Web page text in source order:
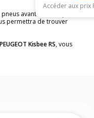
Accéder aux prix
avant moto et pneus
permettra de trouver
PEUGEOT Kisbee RS, vous
dans le carnet de bord de